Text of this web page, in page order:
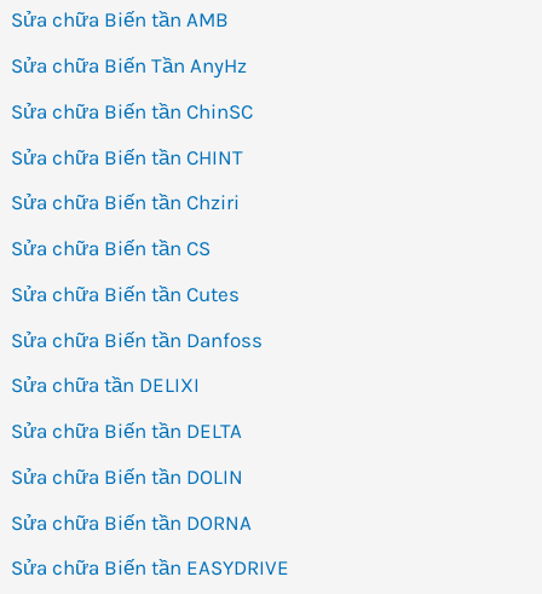
Sửa chữa Biến tần AMB
Sửa chữa Biến Tần AnyHz
Sửa chữa Biến tần ChinSC
Sửa chữa Biến tần CHINT
Sửa chữa Biến tần Chziri
Sửa chữa Biến tần CS
Sửa chữa Biến tần Cutes
Sửa chữa Biến tần Danfoss
Sửa chữa tần DELIXI
Sửa chữa Biến tần DELTA
Sửa chữa Biến tần DOLIN
Sửa chữa Biến tần DORNA
Sửa chữa Biến tần EASYDRIVE